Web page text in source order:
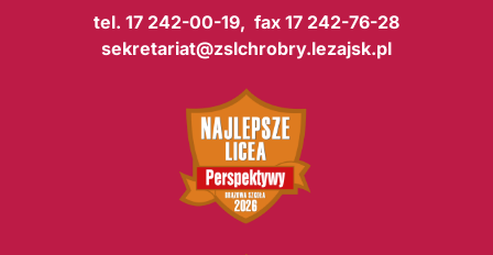
tel. 17 242-00-19, fax 17 242-76-28
sekretariat@zslchrobry.lezajsk.pl